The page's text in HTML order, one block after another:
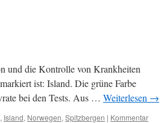
in
Salla?
und die Kontrolle von Krankheiten
ist: Island. Die grüne Farbe
bei den Tests. Aus … Weiterlesen →
, Island, Norwegen, Spitzbergen | Kommentar